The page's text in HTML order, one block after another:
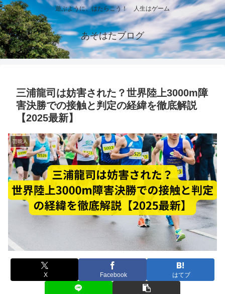
遊ぶように、はたらこう！ 人生はゲーム
あそはたブログ
三浦龍司は妨害された？世界陸上3000m障
害決勝での接触と判定の経緯を徹底解説
【2025最新】
芸能人
X Facebook はてブ